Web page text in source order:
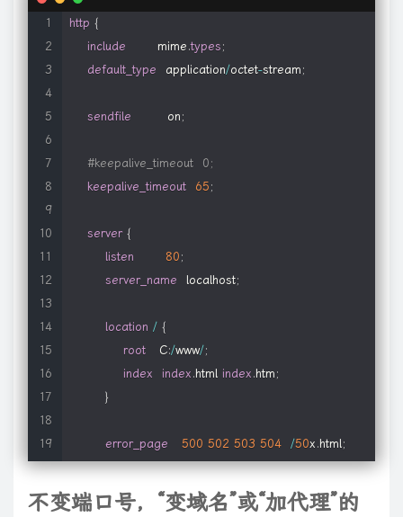
proxy_timeout 30
}
http {
include
       mime
.types ;
default_type
  application
/octet-stream ;
sendfile
        on
;
#keepalive_timeout  0;
keepalive_timeout
65 ;
server {
listen
80 ;
server_name
  localhost
;
location / {
root
   C
:/www/;
index
index .html index .htm ;
}
error_page 500 502 503 504 /50x .html;
location = /50x.html {
root
   html
;
不变端口号，“变域名”或“加代理”的